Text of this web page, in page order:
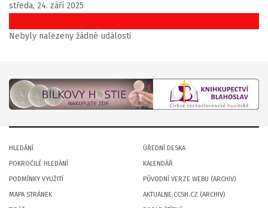
středa, 24. září 2025
Následující den
Nebyly nalezeny žádné události
HLEDÁNÍ
POKROČILÉ HLEDÁNÍ
PODMÍNKY VYUŽITÍ
MAPA STRÁNEK
ÚŘEDNÍ DESKA
KALENDÁŘ
PŮVODNÍ VERZE WEBU (ARCHIV)
AKTUALNE.CCSH.CZ (ARCHIV)